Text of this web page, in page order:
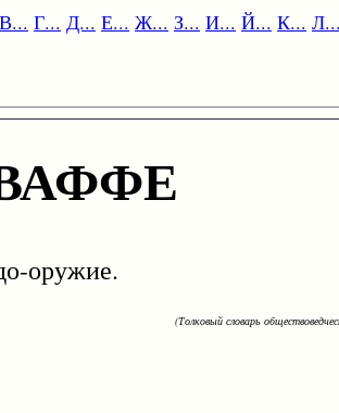
В... Г... Д... Е... Ж... З... И... Й... К... Л...
оружие.
(Толковый словарь